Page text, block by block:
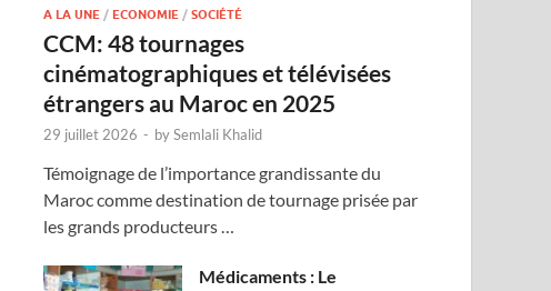
A LA UNE /ECONOMIE /SOCIÉTÉ
CCM: 48 tournages
cinématographiques et télévisées
étrangers au Maroc en 2025
29 juillet 2026 - bySemlali Khalid
Témoignage de l’importance grandissante du
Maroc comme destination de tournage prisée par
les grands producteurs …
Médicaments : Le